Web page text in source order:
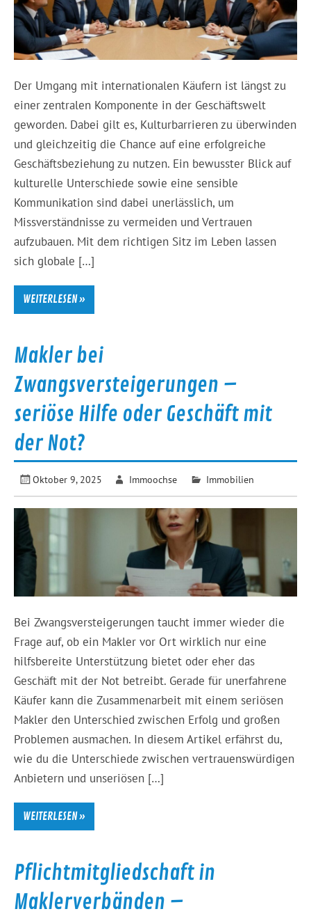
Der Umgang mit internationalen Käufern ist längst zu
einer zentralen Komponente in der Geschäftswelt
geworden. Dabei gilt es, Kulturbarrieren zu überwinden
und gleichzeitig die Chance auf eine erfolgreiche
Geschäftsbeziehung zu nutzen. Ein bewusster Blick auf
kulturelle Unterschiede sowie eine sensible
Kommunikation sind dabei unerlässlich, um
Missverständnisse zu vermeiden und Vertrauen
aufzubauen. Mit dem richtigen Sitz im Leben lassen
sich globale […]
WEITERLESEN »
Makler bei
Zwangsversteigerungen –
seriöse Hilfe oder Geschäft mit
der Not?
Oktober 9, 2025 Immoochse Immobilien
Bei Zwangsversteigerungen taucht immer wieder die
Frage auf, ob ein Makler vor Ort wirklich nur eine
hilfsbereite Unterstützung bietet oder eher das
Geschäft mit der Not betreibt. Gerade für unerfahrene
Käufer kann die Zusammenarbeit mit einem seriösen
Makler den Unterschied zwischen Erfolg und großen
Problemen ausmachen. In diesem Artikel erfährst du,
wie du die Unterschiede zwischen vertrauenswürdigen
Anbietern und unseriösen […]
WEITERLESEN »
Pflichtmitgliedschaft in
Maklerverbänden –